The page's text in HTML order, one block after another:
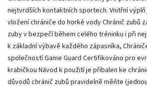
nejtvrdších kontaktních sportech. Vnitřní
vložení chrániče do horké vody Chránič zubů
zuby v bezpečí během celého tréninku i při
k základní výbavě každého zápasníka,
společností Game Guard Certifikováno pro
krabičkou Návod k použití je přibalen ke
důvodů chránič zubů pravidelně měňte